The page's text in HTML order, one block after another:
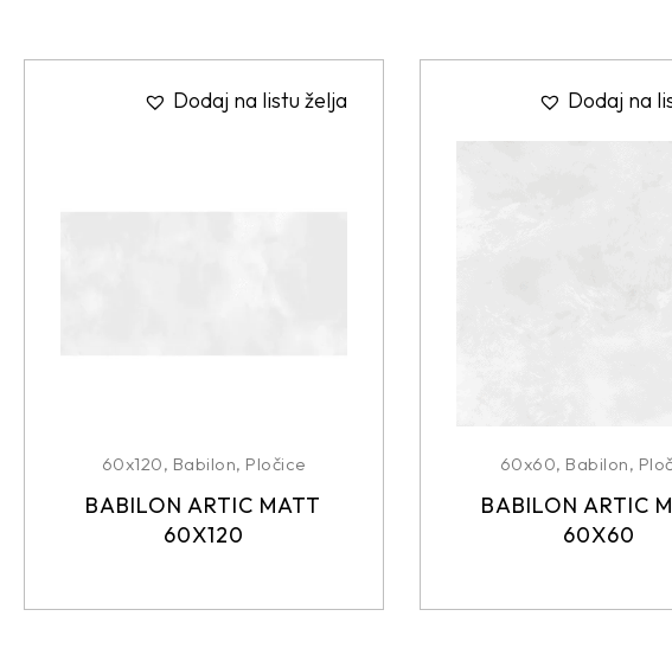
Dodaj na listu želja
60x120, Babilon, Pločice
BABILON ARTIC MATT
60X120
Dodaj na
60x60, Babilon,
BABILON ARTIC
60X60